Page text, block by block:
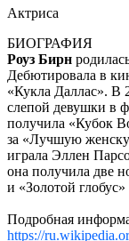
Aктриса
БИОГРАФИЯ
Роуз Бирн
Дебютировала в
«Кукла Даллас». В
слепой девушки в
получила «Кубок
за «Лучшую
играла Эллен
она получила две
и «Золотой
Подробная
https://